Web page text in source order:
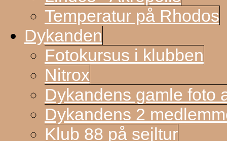
Temperatur på Rhodos
Dykanden
Fotokursus i klubben
Nitrox
Dykandens gamle foto
Dykandens 2
Klub 88 på sejltur